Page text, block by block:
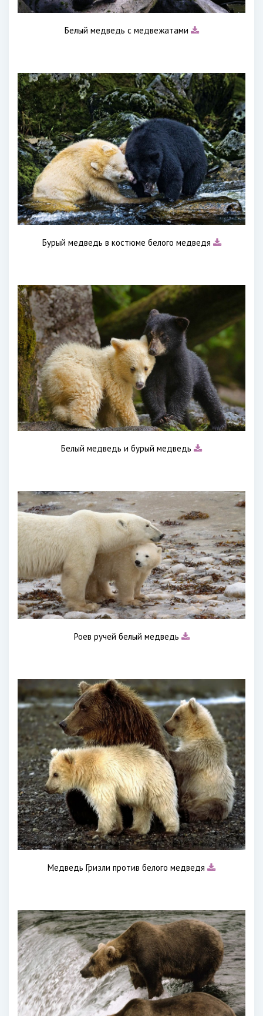
Белый медведь с медвежатами
Бурый медведь в костюме белого медведя
Белый медведь и бурый медведь
Роев ручей белый медведь
Медведь Гризли против белого медведя